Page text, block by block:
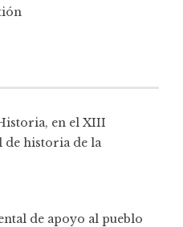
en el XIII
historia de la
de apoyo al pueblo